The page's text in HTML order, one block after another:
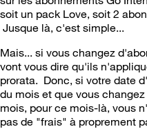
soit un pack Love, soit 2
Jusque là, c'est simple...
Mais... si vous changez
vont vous dire qu'ils
prorata. Donc, si votre date
du mois et que vous
mois, pour ce mois-là, vous
pas de "frais" à proprement